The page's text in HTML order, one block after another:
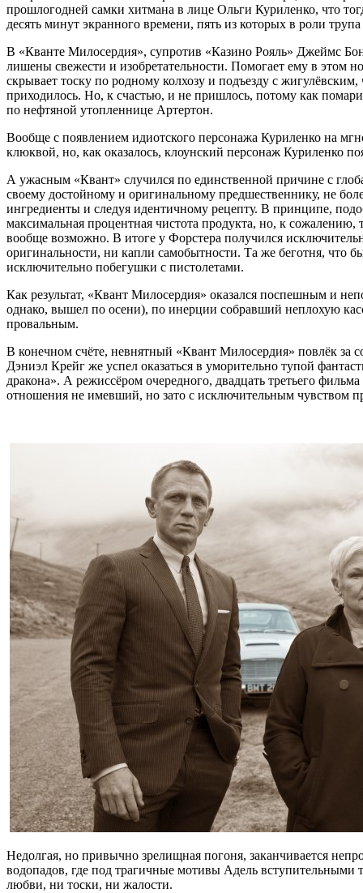
прошлогодней самки хитмана в лице Ольги Куриленко, что
десять минут экранного времени, пять из которых в роли
В «Кванте Милосердия», супротив «Казино Рояль» Джеймс
лишены свежести и изобретательности. Помогает ему в этом
скрывает тоску по родному колхозу и подъезду с
приходилось. Но, к счастью, и не пришлось, потому как
по нефтяной утопленнице Артертон.
Вообще с появлением идиотского персонажа Куриленко на
клюквой, но, как оказалось, клоунский персонаж Куриленко
А ужасным «Квант» случился по единственной причине с
своему достойному и оригинальному предшественнику, не
ингредиенты и следуя идентичному рецепту. В принципе,
максимальная процентная чистота продукта, но, к
вообще возможно. В итоге у Форстера получился
оригинальности, ни капли самобытности. Та же беготня,
исключительно побегушки с пистолетами.
Как результат, «Квант Милосердия» оказался поспешным и
однако, вышел по осени), по инерции собравший неплохую
провальным.
В конечном счёте, невнятный «Квант Милосердия» повлёк за
Дэниэл Крейг же успел оказаться в уморительно тупой
дракона». А режиссёром очередного, двадцать третьего
отношения не имевший, но зато с исключительным чувством
Недолгая, но привычно зрелищная погоня, заканчивается
водопадов, где под трагичные мотивы Адель вступительными
любви, ни тоски, ни жалости.